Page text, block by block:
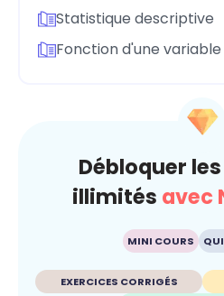
Statistique descriptive
Fonction d'une
Débloquer
illimités avec
MINI COURS
EXERCICES CORRIGÉS